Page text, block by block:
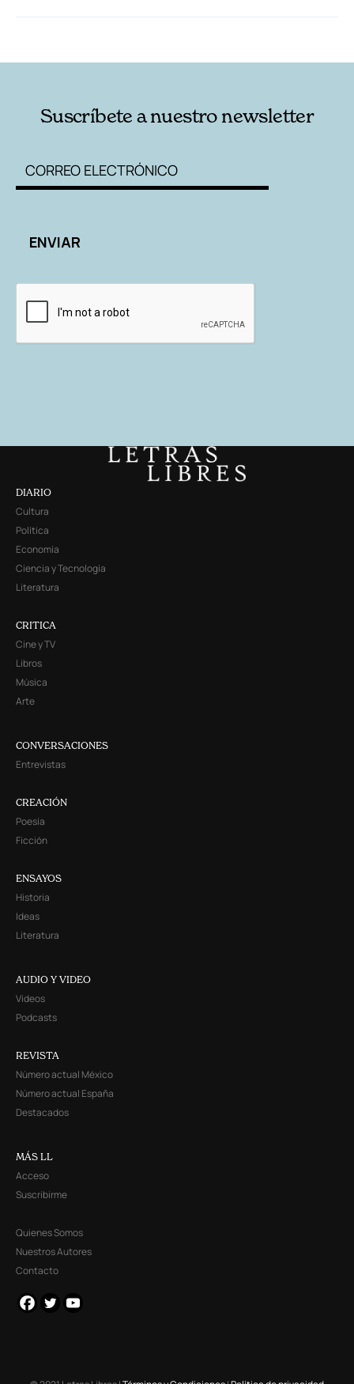
Suscríbete a nuestro newsletter
DIARIO
Cultura
Política
Economía
Ciencia y Tecnología
Literatura
CRITICA
Cine y TV
Libros
Música
Arte
CONVERSACIONES
Entrevistas
CREACIÓN
Poesía
Ficción
ENSAYOS
Historia
Ideas
Literatura
AUDIO Y VIDEO
Videos
Podcasts
REVISTA
Número actual México
Número actual España
Destacados
MÁS LL
Acceso
Suscribirme
Quienes Somos
Nuestros Autores
Contacto